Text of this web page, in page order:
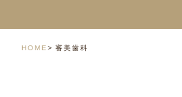
HOME 審美歯科